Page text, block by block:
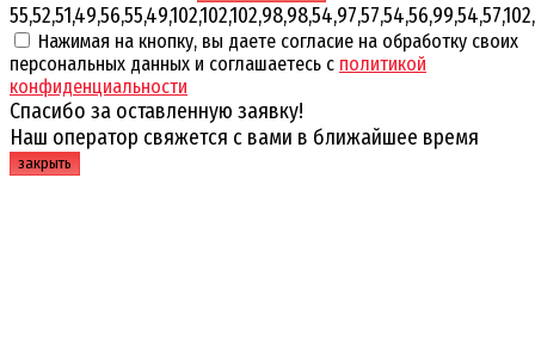
Нажимая на кнопку, вы даете согласие на обработку своих
персональных данных и соглашаетесь с политикой
конфиденциальности
Спасибо за оставленную заявку!
Наш оператор свяжется с вами в ближайшее время
закрыть